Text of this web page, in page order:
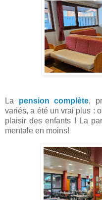
La pension complète,
variés, a été un vrai plus :
plaisir des enfants ! La
mentale en moins!